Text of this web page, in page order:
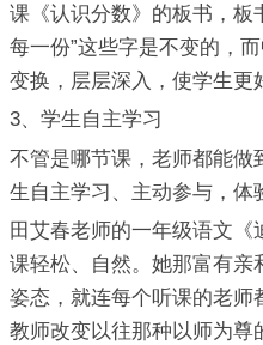
课《认识分数》的板书，板
每一份”这些字是不变的，
变换，层层深入，使学生更
3、学生自主学习
不管是哪节课，老师都能做
生自主学习、主动参与，体
田艾春老师的一年级语文
课轻松、自然。她那富有亲
姿态，就连每个听课的老师
教师改变以往那种以师为尊